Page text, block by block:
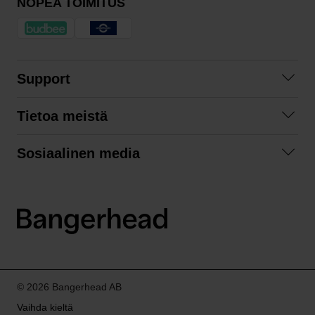
NOPEA TOIMITUS
Support
Tilausehdot
Tietoa meistä
Sosiaalinen media
LinkedIn
© 2026 Bangerhead AB
Vaihda kieltä